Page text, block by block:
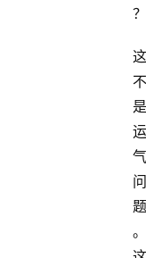
？
这
不
是
运
气
问
题
。